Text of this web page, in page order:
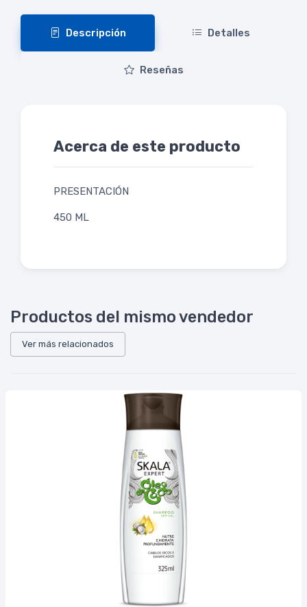
Descripción Detalles
Reseñas
Acerca de este producto
PRESENTACIÓN
450 ML
Productos del mismo vendedor
Ver más relacionados